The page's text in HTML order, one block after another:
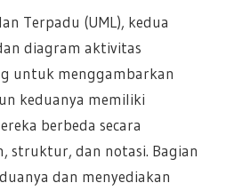
Terpadu (UML), kedua
diagram aktivitas
untuk menggambarkan
keduanya memiliki
berbeda secara
struktur, dan notasi. Bagian
dan menyediakan